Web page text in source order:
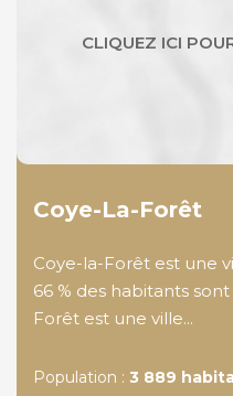
Coye-La-Forêt
Coye-la-Forêt est une
66 % des habitants
Forêt est une ville...
Population : 3 889